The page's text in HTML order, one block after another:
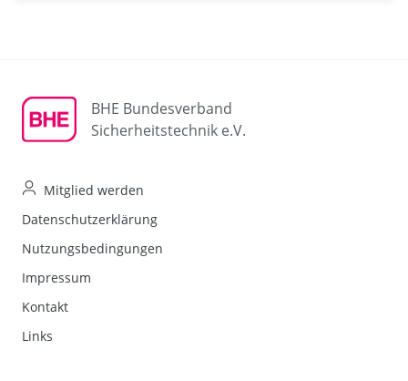
BHE Bundesverband
Sicherheitstechnik e.V.
Mitglied werden
Datenschutzerklärung
Nutzungsbedingungen
Impressum
Kontakt
Links